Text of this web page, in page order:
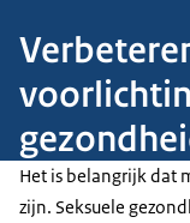
Het is belangrijk dat
zijn. Seksuele